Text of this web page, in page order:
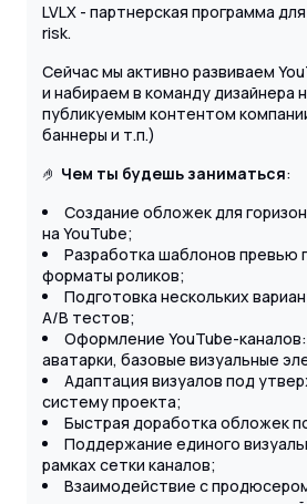
LVLX - партнерская программа
risk.
Сейчас мы активно развиваем
и набираем в команду дизайнера
публикуемым контентом
баннеры и т.п.)
🤌 Чем ты будешь заниматься:
Создание обложек для
на YouTube;
Разработка шаблонов превью
форматы роликов;
Подготовка нескольких
A/B тестов;
Оформление YouTube-
аватарки, базовые визуальные
Адаптация визуалов под
систему проекта;
Быстрая доработка обложек
Поддержание единого
рамках сетки каналов;
Взаимодействие с